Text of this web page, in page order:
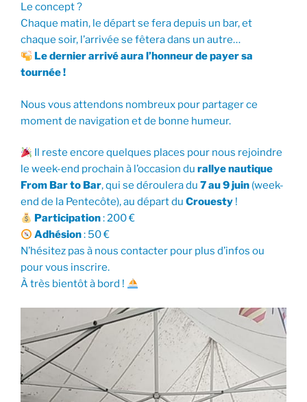
Le concept ?
Chaque matin, le départ se fera depuis un bar, et
chaque soir, l’arrivée se fêtera dans un autre…
Le dernier arrivé aura l’honneur de payer sa
tournée !
Nous vous attendons nombreux pour partager ce
moment de navigation et de bonne humeur.
Il reste encore quelques places pour nous rejoindre
le week-end prochain à l’occasion du rallye nautique
From Bar to Bar, qui se déroulera du 7 au 9 juin (week-
end de la Pentecôte), au départ du Crouesty !
Participation: 200 €
Adhésion: 50 €
N’hésitez pas à nous contacter pour plus d’infos ou
pour vous inscrire.
À très bientôt à bord !